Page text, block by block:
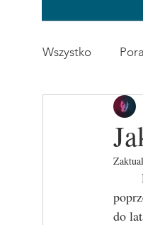
Wszystko
Poradnik
do